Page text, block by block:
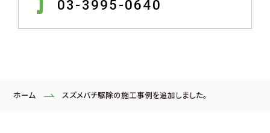
03-3995-0640
ホーム スズメバチ駆除の施工事例を追加しました。